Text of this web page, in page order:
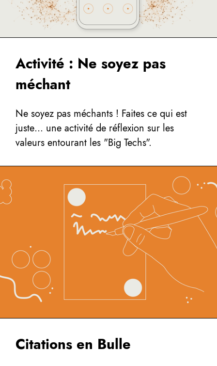
Activité : Ne soyez pas
méchant
Ne soyez pas méchants ! Faites ce qui est
juste… une activité de réflexion sur les
valeurs entourant les "Big Techs".
Citations en Bulle